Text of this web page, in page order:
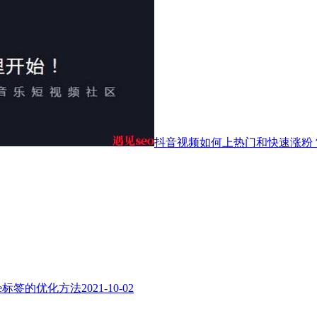
抖音视频如何上热门和快速涨粉
签的优化方法2021-10-02